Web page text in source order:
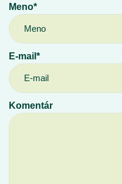
Meno*
E-mail*
Komentár